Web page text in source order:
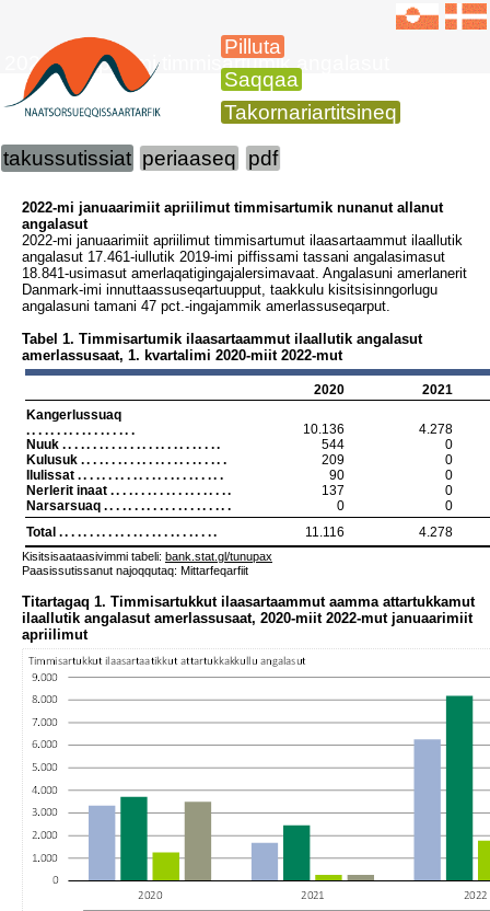
Pilluta
Saqqaa
Takornariartitsineq
2022-mi apriilimi timmisartumik angalasut
takussutissiat periaaseq pdf